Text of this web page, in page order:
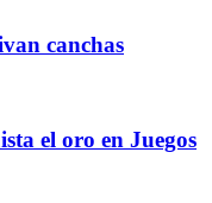
canchas
el oro en Juegos